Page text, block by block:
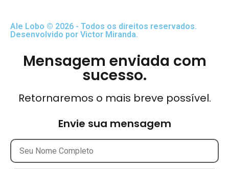
Ale Lobo © 2026 - Todos os direitos reservados.
Desenvolvido por Victor Miranda.
Mensagem enviada com
sucesso.
Retornaremos o mais breve possível.
Envie sua mensagem